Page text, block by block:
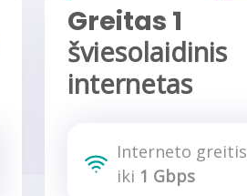
Greitas 1
šviesolaidinis
internetas
Interneto greitis
iki 1 Gbps